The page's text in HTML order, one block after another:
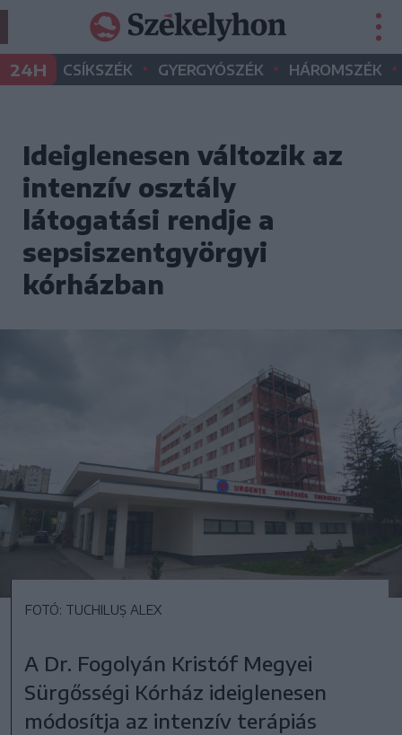
24H CSÍKSZÉK • GYERGYÓSZÉK • HÁROMSZÉK •
Ideiglenesen változik az
intenzív osztály
látogatási rendje a
sepsiszentgyörgyi
kórházban
FOTÓ: TUCHILUȘ ALEX
A Dr. Fogolyán Kristóf Megyei
Sürgősségi Kórház ideiglenesen
módosítja az intenzív terápiás